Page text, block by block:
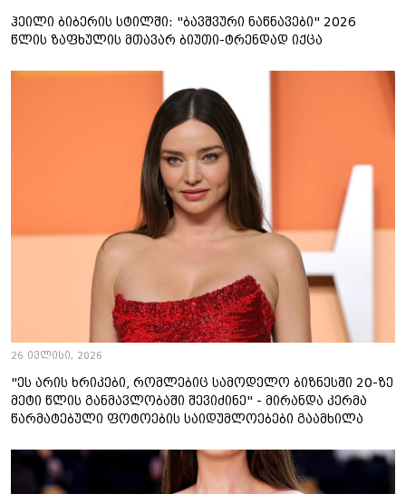
ჰეილი ბიბერის სტილში: "ბავშვური ნაწნავები" 2026
წლის ზაფხულის მთავარ ბიუთი-ტრენდად იქცა
26 ივლისი, 2026
"ეს არის ხრიკები, რომლებიც სამოდელო ბიზნესში 20-ზე
მეტი წლის განმავლობაში შევიძინე" - მირანდა კერმა
წარმატებული ფოტოების საიდუმლოებები გაამხილა